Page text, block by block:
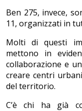
Ben 275, invece,
11, organizzati in
Molti di questi
mettono in
collaborazione e
creare centri
del territorio.
C’è chi ha già